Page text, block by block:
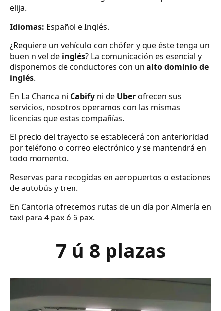
elija.
Idiomas: Español e Inglés.
¿Requiere un vehículo con chófer y que éste tenga un
buen nivel de inglés? La comunicación es esencial y
disponemos de conductores con un alto dominio de
inglés.
En La Chanca ni Cabify ni de Uberofrecen sus
servicios, nosotros operamos con las mismas
licencias que estas compañías.
El precio del trayecto se establecerá con anterioridad
por teléfono o correo electrónico y se mantendrá en
todo momento.
Reservas para recogidas en aeropuertos o estaciones
de autobús y tren.
En Cantoria ofrecemos rutas de un día por Almería en
taxi para 4 pax ó 6 pax.
7 ú 8 plazas